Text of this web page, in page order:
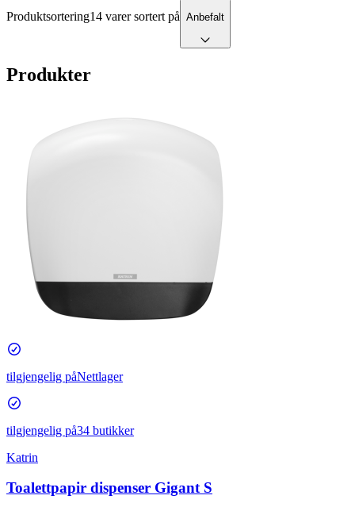
Produktsortering14 varer sortert på Anbefalt
Produkter
tilgjengelig påNettlager
tilgjengelig på34 butikker
Katrin
Toalettpapir dispenser Gigant S